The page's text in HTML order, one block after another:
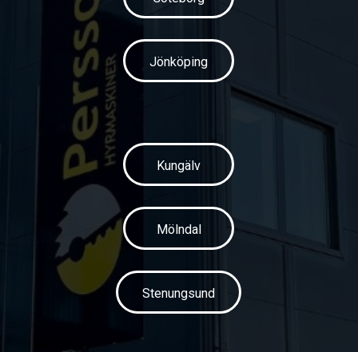
Jönköping
Kungälv
Mölndal
Stenungsund